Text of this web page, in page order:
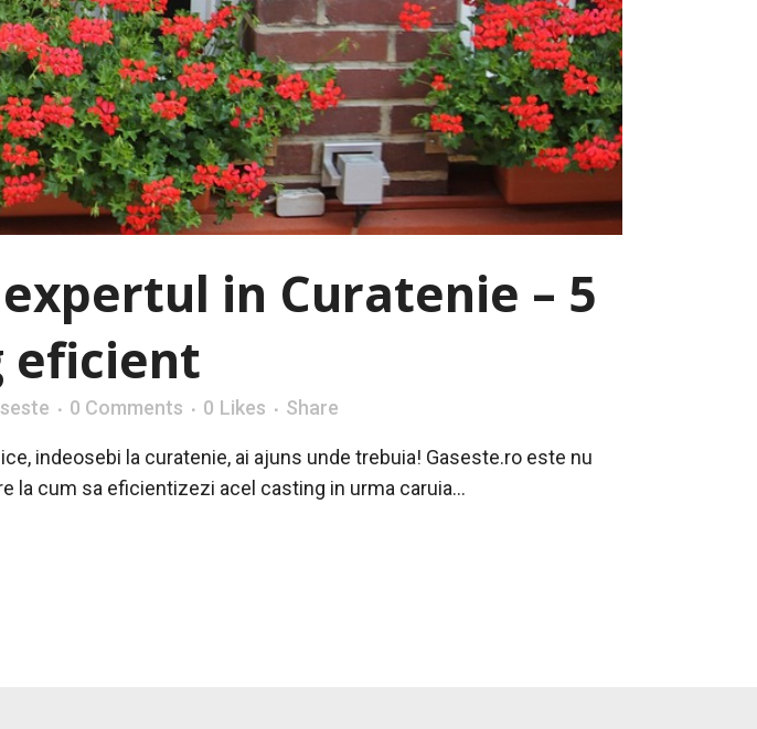
in Curatenie – 5
eficient
0 Comments 0 Likes Share
indeosebi la curatenie, ai ajuns unde trebuia! Gaseste.ro este nu
la cum sa eficientizezi acel casting in urma caruia...